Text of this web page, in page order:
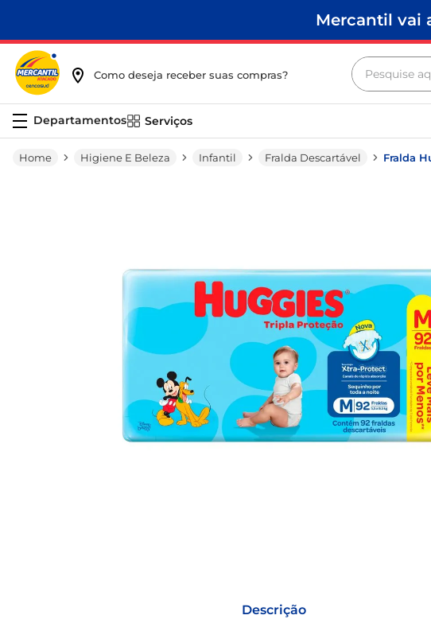
Mercantil vai
Como deseja receber suas compras?
Pesquise
Serviços
Higiene E Beleza Infantil Fralda Descartável Fralda
Descrição
frango
leite
sabão pó
café